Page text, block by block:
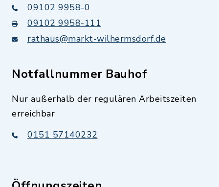
09102 9958-0
09102 9958-111
rathaus@markt-wilhermsdorf.de
Notfallnummer Bauhof
Nur außerhalb der regulären Arbeitszeiten
erreichbar
0151 57140232